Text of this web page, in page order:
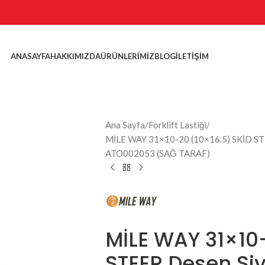
ANASAYFAHAKKIMIZDAÜRÜNLERIMIZBLOGİLETIŞIM
Ana Sayfa Forklift Lastiği
MİLE WAY 31×10-20 (10×16.5) SKİD
ATO002053 (SAĞ TARAF)
MİLE WAY